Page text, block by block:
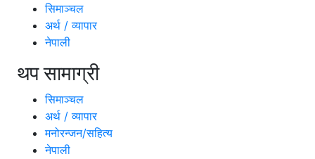
सिमाञ्चल
अर्थ / व्यापार
नेपाली
थप सामाग्री
सिमाञ्चल
अर्थ / व्यापार
मनोरन्जन/सहित्य
नेपाली